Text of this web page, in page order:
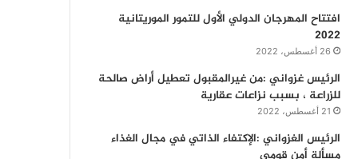
افتتاح المهرجان الدولي الأول للتمور الموريتانية
2022
26 أغسطس، 2022
الرئيس غزواني :من غيرالمقبول تعطيل أراض صالحة
للزراعة ، بسبب نزاعات عقارية
21 أغسطس، 2022
الرئيس الغزواني :الإكتفاء الذاتي في مجال الغذاء